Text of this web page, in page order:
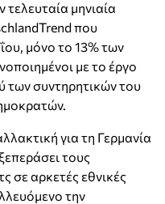
μηνιαία
που
μόνο το 13% των
με το έργο
των συντηρητικών του
για τη Γερμανία
τους
σε αρκετές εθνικές
την